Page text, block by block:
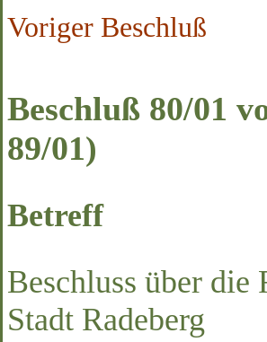
Voriger Beschluß
Beschluß 80/01
89/01)
Betreff
Beschluss über die
Stadt Radeberg